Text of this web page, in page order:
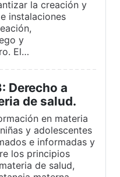
la creación y
instalaciones
y
El…
Derecho a
de salud.
en materia
y adolescentes
e informadas y
los principios
de salud,